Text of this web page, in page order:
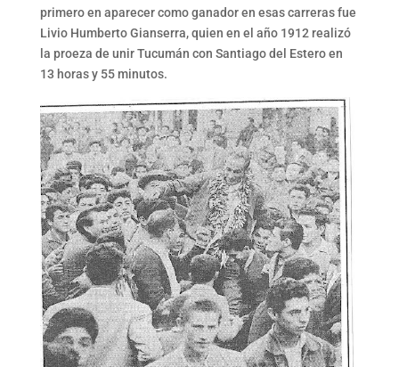
primero en aparecer como ganador en esas carreras fue
Livio Humberto Gianserra, quien en el año 1912 realizó
la proeza de unir Tucumán con Santiago del Estero en
13 horas y 55 minutos.